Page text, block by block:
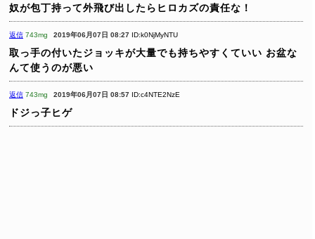
奴が包丁持って外飛び出したらヒロカズの責任な！
返信 743mg 2019年06月07日 08:27 ID:k0NjMyNTU
取っ手の付いたジョッキが大量でも持ちやすくていい お盆な
んて使うのが悪い
返信 743mg 2019年06月07日 08:57 ID:c4NTE2NzE
ドジっ子ヒゲ